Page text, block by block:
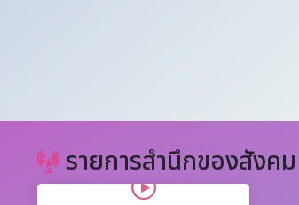
รายการสำนึกของสังค